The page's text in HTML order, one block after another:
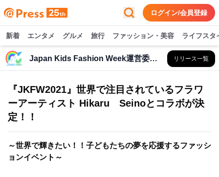
ログイン/会員登録
新着 エンタメ グルメ 旅行 ファッション・美容 ライフスタ
Japan Kids Fashion Week運営委員会 リリース一覧
『JKFW2021』世界で注目されているフラワ
ーアーティスト Hikaru Seinoとコラボが決
定！！
～世界で輝きたい！！子どもたちの夢を応援するファッシ
ョンイベント～